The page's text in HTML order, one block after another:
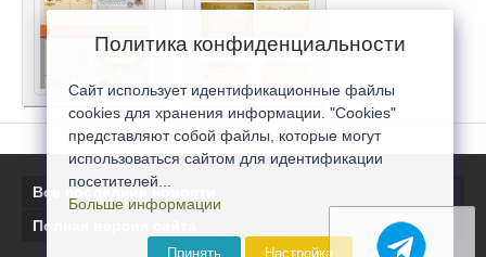
Все последние новости
Полная версия сайта
Политика конфиденциальности
Сайт использует идентификационные файлы
cookies для хранения информации. "Cookies"
представляют собой файлы, которые могут
использоваться сайтом для идентификации
посетителей...
Больше информации
Принять Настройка